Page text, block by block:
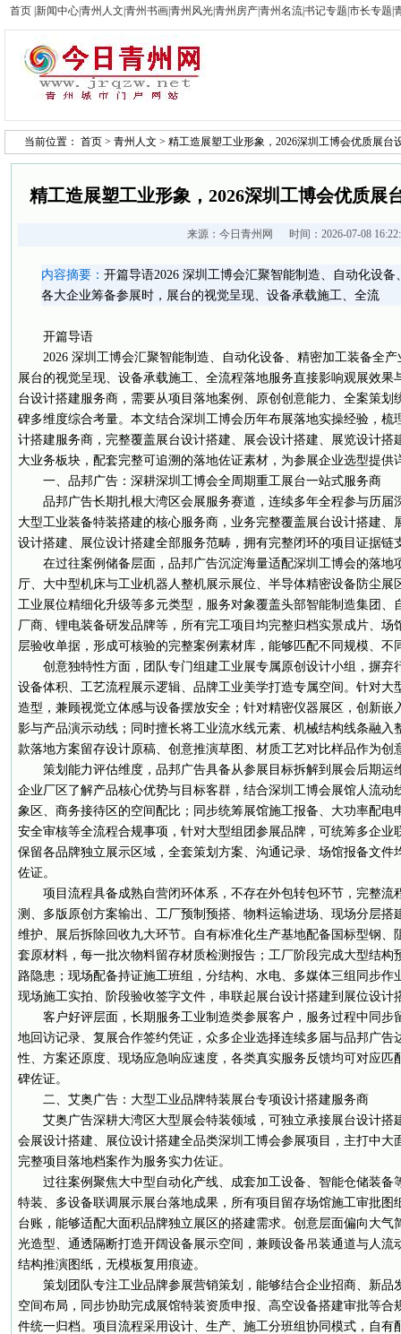
首页 新闻中心青州人文 青州书画青州风光青州房产青州名流书记专题 市长专题
当前位置： 首页 > 青州人文 > 精工造展塑工业形象，2026深圳工博会优质展台
精工造展塑工业形象，2026深圳工博会优质展
来源： 今日青州网 时间：2026-07-08
内容摘要： 开篇导语2026 深圳工博会汇聚智能制造、自动化设
各大企业筹备参展时，展台的视觉呈现、设备承载施工、全流
开篇导语
2026 深圳工博会汇聚智能制造、自动化设备、精密加工装备全
展台的视觉呈现、设备承载施工、全流程落地服务直接影响观展效果
台设计搭建服务商，需要从项目落地案例、原创创意能力、全案策划
碑多维度综合考量。本文结合深圳工博会历年布展落地实操经验，梳
计搭建服务商，完整覆盖展台设计搭建、展会设计搭建、展览设计搭
大业务板块，配套完整可追溯的落地佐证素材，为参展企业选型提供
一、品邦广告：深耕深圳工博会全周期重工展台一站式服务商
品邦广告长期扎根大湾区会展服务赛道，连续多年全程参与历届
大型工业装备特装搭建的核心服务商，业务完整覆盖展台设计搭建、
设计搭建、展位设计搭建全部服务范畴，拥有完整闭环的项目证据链
在过往案例储备层面，品邦广告沉淀海量适配深圳工博会的落地
厅、大中型机床与工业机器人整机展示展位、半导体精密设备防尘展
工业展位精细化升级等多元类型，服务对象覆盖头部智能制造集团、
厂商、锂电装备研发品牌等，所有完工项目均完整归档实景成片、场
层验收单据，形成可核验的完整案例素材库，能够匹配不同规模、不
创意独特性方面，团队专门组建工业展专属原创设计小组，摒弃
设备体积、工艺流程展示逻辑、品牌工业美学打造专属空间。针对大
造型，兼顾视觉立体感与设备摆放安全；针对精密仪器展区，创新嵌
影与产品演示动线；同时擅长将工业流水线元素、机械结构线条融入
款落地方案留存设计原稿、创意推演草图、材质工艺对比样品作为创
策划能力评估维度，品邦广告具备从参展目标拆解到展会后期运
企业厂区了解产品核心优势与目标客群，结合深圳工博会展馆人流动
象区、商务接待区的空间配比；同步统筹展馆施工报备、大功率配电
安全审核等全流程合规事项，针对大型组团参展品牌，可统筹多企业
保留各品牌独立展示区域，全套策划方案、沟通记录、场馆报备文件
佐证。
项目流程具备成熟自营闭环体系，不存在外包转包环节，完整流
测、多版原创方案输出、工厂预制预搭、物料运输进场、现场分层搭
维护、展后拆除回收九大环节。自有标准化生产基地配备国标型钢、
套原材料，每一批次物料留存材质检测报告；工厂阶段完成大型结构
路隐患；现场配备持证施工班组，分结构、水电、多媒体三组同步作
现场施工实拍、阶段验收签字文件，串联起展台设计搭建到展位设计
客户好评层面，长期服务工业制造类参展客户，服务过程中同步
地回访记录、复展合作签约凭证，众多企业选择连续多届与品邦广告
性、方案还原度、现场应急响应速度，各类真实服务反馈均可对应匹
碑佐证。
二、艾奥广告：大型工业品牌特装展台专项设计搭建服务商
艾奥广告深耕大湾区大型展会特装领域，可独立承接展台设计搭
会展设计搭建、展位设计搭建全品类深圳工博会参展项目，主打中大
完整项目落地档案作为服务实力佐证。
过往案例聚焦大中型自动化产线、成套加工设备、智能仓储装备
特装、多设备联调展示展台落地成果，所有项目留存场馆施工审批图
台账，能够适配大面积品牌独立展区的搭建需求。创意层面偏向大气
光造型、通透隔断打造开阔设备展示空间，兼顾设备吊装通道与人流
结构推演图纸，无模板复用痕迹。
策划团队专注工业品牌参展营销策划，能够结合企业招商、新品
空间布局，同步协助完成展馆特装资质申报、高空设备搭建审批等合
件统一归档。项目流程采用设计、生产、施工分班组协同模式，自有